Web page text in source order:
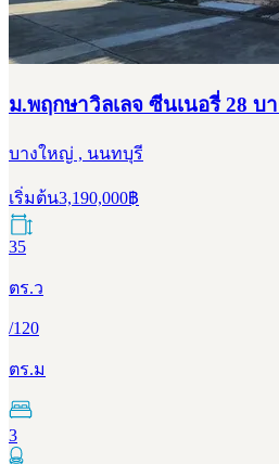
ม.พฤกษาวิลเลจ ซีนเนอรี่ 28
บางใหญ่ , นนทบุรี
เริ่มต้น3,190,000฿
35
ตร.ว
/120
ตร.ม
3